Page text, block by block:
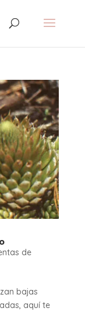
de
bajas
aquí te